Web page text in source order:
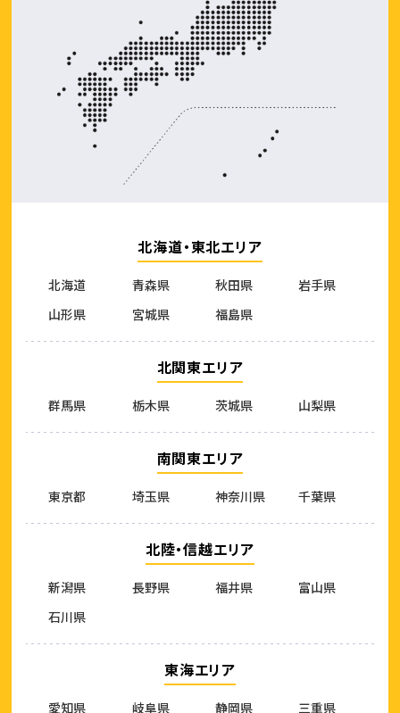
北海道・東北エリア
北海道 青森県 秋田県
岩手県
山形県
宮城県 福島県
北関東エリア
群馬県 栃木県 茨城県 山梨県
南関東エリア
東京都 埼玉県 神奈川県 千葉県
北陸・信越エリア
新潟県 長野県 福井県
富山県
石川県
東海エリア
愛知県 岐阜県 静岡県 三重県